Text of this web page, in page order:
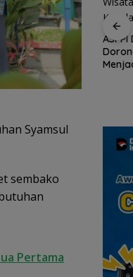
Syamsul
sembako
Pertama
Inisiasi Paket
dan Budaya
Batam ke Lingga